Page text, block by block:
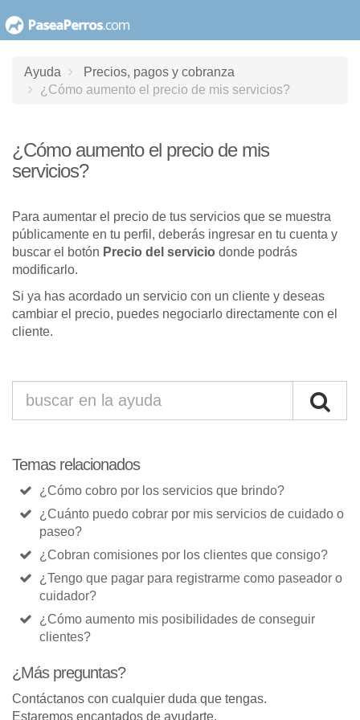
al
contenido
Ayuda
Precios, pagos y cobranza
¿Cómo aumento el precio de mis servicios?
¿Cómo aumento el precio de mis
servicios?
Para aumentar el precio de tus servicios que se muestra
públicamente en tu perfil, deberás ingresar en tu cuenta y
buscar el botón Precio del servicio donde podrás
modificarlo.
Si ya has acordado un servicio con un cliente y deseas
cambiar el precio, puedes negociarlo directamente con el
cliente.
Temas relacionados
¿Cómo cobro por los servicios que brindo?
¿Cuánto puedo cobrar por mis servicios de cuidado o
paseo?
¿Cobran comisiones por los clientes que consigo?
¿Tengo que pagar para registrarme como paseador o
cuidador?
¿Cómo aumento mis posibilidades de conseguir
clientes?
¿Más preguntas?
Contáctanos con cualquier duda que tengas.
Estaremos encantados de ayudarte.